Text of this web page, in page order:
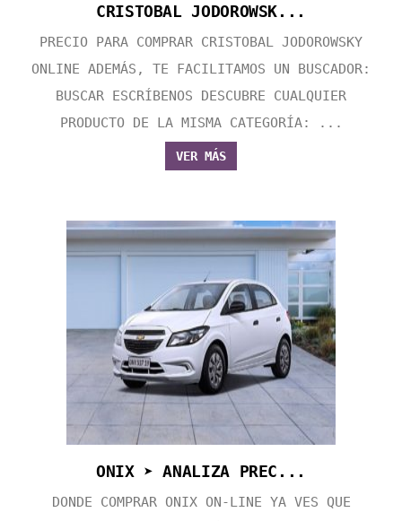
CRISTOBAL JODOROWSK...
PRECIO PARA COMPRAR CRISTOBAL JODOROWSKY
ONLINE ADEMÁS, TE FACILITAMOS UN BUSCADOR:
BUSCAR ESCRÍBENOS DESCUBRE CUALQUIER
PRODUCTO DE LA MISMA CATEGORÍA: ...
VER MÁS
ONIX ➤ ANALIZA PREC...
DONDE COMPRAR ONIX ON-LINE YA VES QUE